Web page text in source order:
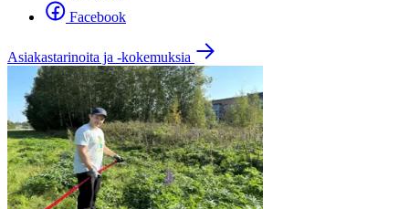
Facebook
Asiakastarinoita ja -kokemuksia